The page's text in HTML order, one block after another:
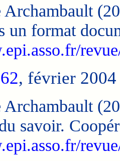
Archambault
format
, février 2004
Archambault
savoir.